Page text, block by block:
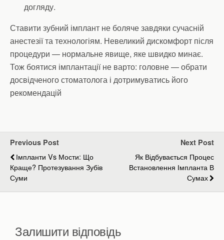
догляду.
Ставити зубний імплант не боляче завдяки сучасній
анестезії та технологіям. Невеликий дискомфорт після
процедури — нормальне явище, яке швидко минає.
Тож боятися імплантації не варто: головне — обрати
досвідченого стоматолога і дотримуватись його
рекомендацій
Previous Post
Імпланти Vs Мости: Що
Краще? Протезування Зубів
Суми
Next Post
Як Відбувається Процес
Встановлення Імпланта В
Сумах
Залишити відповідь